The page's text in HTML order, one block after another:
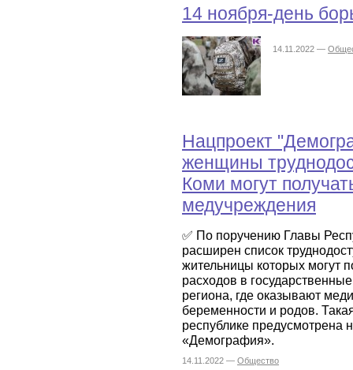
14 ноября-день
14.11.2022 —
Нацпроект
женщины
Коми могут
медучреждения
✅ По поручению Главы
расширен список
жительницы которых могут
расходов в
региона, где оказывают
беременности и родов.
республике предусмотрена
«Демография».
14.11.2022 — Общество